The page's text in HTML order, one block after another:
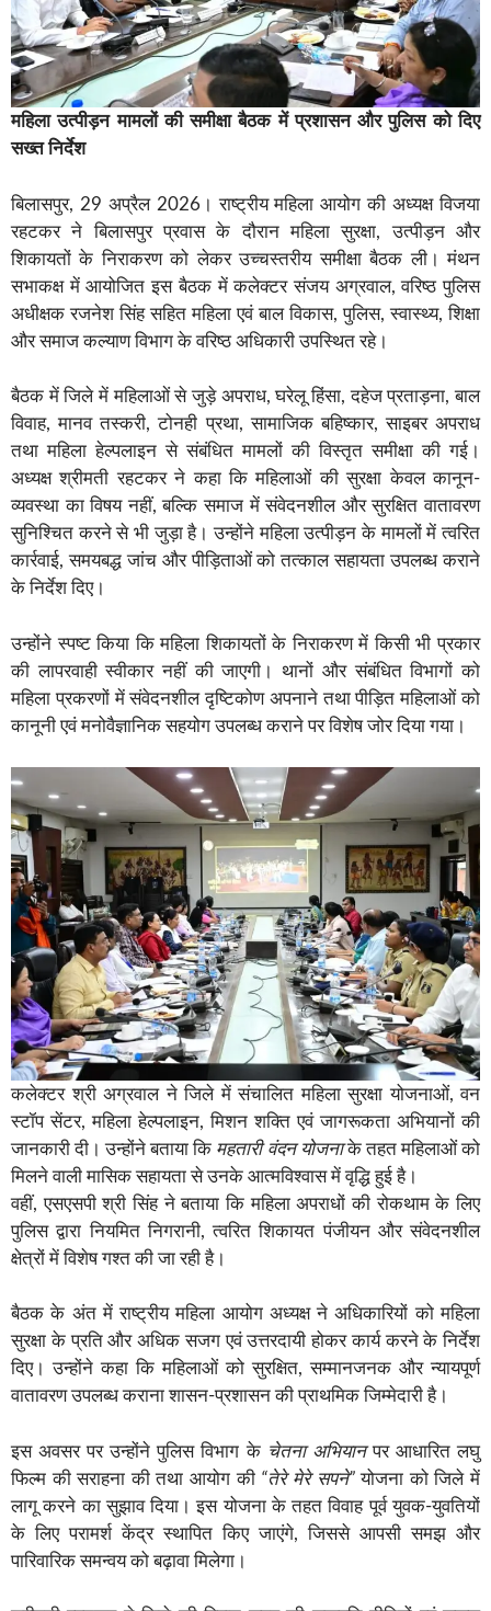
महिला उत्पीड़न मामलों की समीक्षा बैठक में प्रशासन और पुलिस को दिए
सख्त निर्देश
बिलासपुर, 29 अप्रैल 2026। राष्ट्रीय महिला आयोग की अध्यक्ष विजया
रहटकर ने बिलासपुर प्रवास के दौरान महिला सुरक्षा, उत्पीड़न और
शिकायतों के निराकरण को लेकर उच्चस्तरीय समीक्षा बैठक ली। मंथन
सभाकक्ष में आयोजित इस बैठक में कलेक्टर संजय अग्रवाल, वरिष्ठ पुलिस
अधीक्षक रजनेश सिंह सहित महिला एवं बाल विकास, पुलिस, स्वास्थ्य, शिक्षा
और समाज कल्याण विभाग के वरिष्ठ अधिकारी उपस्थित रहे।
बैठक में जिले में महिलाओं से जुड़े अपराध, घरेलू हिंसा, दहेज प्रताड़ना, बाल
विवाह, मानव तस्करी, टोनही प्रथा, सामाजिक बहिष्कार, साइबर अपराध
तथा महिला हेल्पलाइन से संबंधित मामलों की विस्तृत समीक्षा की गई।
अध्यक्ष श्रीमती रहटकर ने कहा कि महिलाओं की सुरक्षा केवल कानून-
व्यवस्था का विषय नहीं, बल्कि समाज में संवेदनशील और सुरक्षित वातावरण
सुनिश्चित करने से भी जुड़ा है। उन्होंने महिला उत्पीड़न के मामलों में त्वरित
कार्रवाई, समयबद्ध जांच और पीड़िताओं को तत्काल सहायता उपलब्ध कराने
के निर्देश दिए।
उन्होंने स्पष्ट किया कि महिला शिकायतों के निराकरण में किसी भी प्रकार
की लापरवाही स्वीकार नहीं की जाएगी। थानों और संबंधित विभागों को
महिला प्रकरणों में संवेदनशील दृष्टिकोण अपनाने तथा पीड़ित महिलाओं को
कानूनी एवं मनोवैज्ञानिक सहयोग उपलब्ध कराने पर विशेष जोर दिया गया।
कलेक्टर श्री अग्रवाल ने जिले में संचालित महिला सुरक्षा योजनाओं, वन
स्टॉप सेंटर, महिला हेल्पलाइन, मिशन शक्ति एवं जागरूकता अभियानों की
जानकारी दी। उन्होंने बताया कि महतारी वंदन योजनाके तहत महिलाओं को
मिलने वाली मासिक सहायता से उनके आत्मविश्वास में वृद्धि हुई है।
वहीं, एसएसपी श्री सिंह ने बताया कि महिला अपराधों की रोकथाम के लिए
पुलिस द्वारा नियमित निगरानी, त्वरित शिकायत पंजीयन और संवेदनशील
क्षेत्रों में विशेष गश्त की जा रही है।
बैठक के अंत में राष्ट्रीय महिला आयोग अध्यक्ष ने अधिकारियों को महिला
सुरक्षा के प्रति और अधिक सजग एवं उत्तरदायी होकर कार्य करने के निर्देश
दिए। उन्होंने कहा कि महिलाओं को सुरक्षित, सम्मानजनक और न्यायपूर्ण
वातावरण उपलब्ध कराना शासन-प्रशासन की प्राथमिक जिम्मेदारी है।
इस अवसर पर उन्होंने पुलिस विभाग के चेतना अभियानपर आधारित लघु
फिल्म की सराहना की तथा आयोग की “तेरे मेरे सपने”योजना को जिले में
लागू करने का सुझाव दिया। इस योजना के तहत विवाह पूर्व युवक-युवतियों
के लिए परामर्श केंद्र स्थापित किए जाएंगे, जिससे आपसी समझ और
पारिवारिक समन्वय को बढ़ावा मिलेगा।